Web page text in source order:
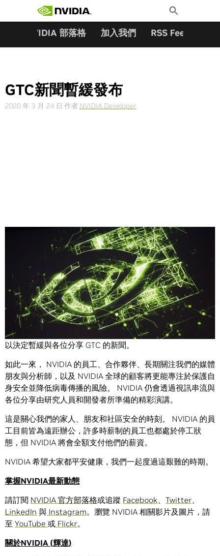
Toggle
Search
NVIDIA 部落格 加入我們 RSS Feeds
GTC新聞暫緩發布
2020 年 3 月 24 日 作者 NVIDIA Developer
NVIDIA 有許多令人振奮的產品及新聞要在 GPU 技術大會
(GTC) 時與您分享，但我們認為這不是個正確的時間點，所
以決定暫緩與各位分享 GTC 的新聞。
如此一來， NVIDIA 的員工、合作夥伴、長期關注我們的媒體
朋友與分析師，以及 NVIDIA 全球的顧客將更能專注於保護自
身安全並降低病毒傳播的風險。 NVIDIA 仍會透過視訊串流與
各位分享由研究人員和開發者所準備的精彩演講。
這是關心我們的家人、朋友和社區安全的時刻。 NVIDIA 的員
工目前皆為遠距辦公，許多時薪制的員工也都處於停工狀
態，但 NVIDIA 將會全額支付他們的薪資。
NVIDIA 希望大家都平安健康，我們一起度過這艱難的時期。
掌握NVIDIA最新動態
請訂閱 NVIDIA 官方部落格或追蹤 Facebook、 Twitter、
LinkedIn 與 Instagram。瀏覽 NVIDIA 相關影片及圖片，請
至 YouTube 或 Flickr。
關於NVIDIA (輝達)